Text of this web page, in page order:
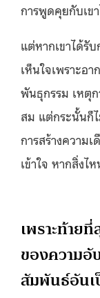
การพูดคุยกับเข
แต่หากเขาได้รั
เห็นใจเพราะอ
พันธุกรรม เหตุ
สม แต่กระนั้นก็
การสร้างความ
เข้าใจ หากสิ่งไ
เพราะท้าย
ของความอั
สัมพันธ์อัน